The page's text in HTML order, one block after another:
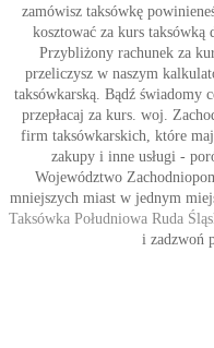
zamówisz taksówkę
kosztować za kurs
Przybliżony rachunek za
przeliczysz w naszym
taksówkarską. Bądź świadomy
przepłacaj za kurs. woj.
firm taksówkarskich, które
zakupy i inne usługi -
Województwo
mniejszych miast w jednym
Taksówka Południowa Ruda
i zadzwoń